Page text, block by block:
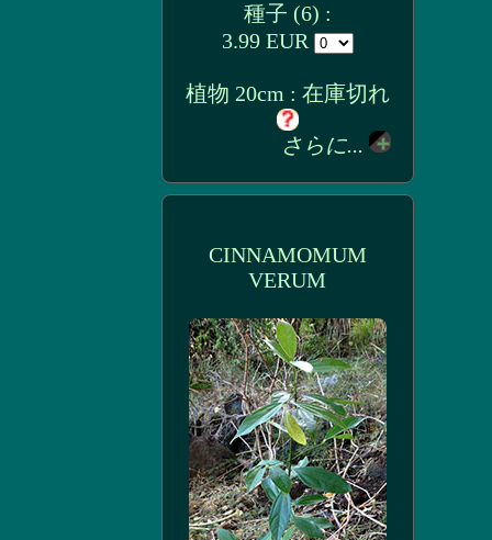
種子 (6) :
3.99 EUR
植物 20cm : 在庫切れ
さらに...
CINNAMOMUM
VERUM